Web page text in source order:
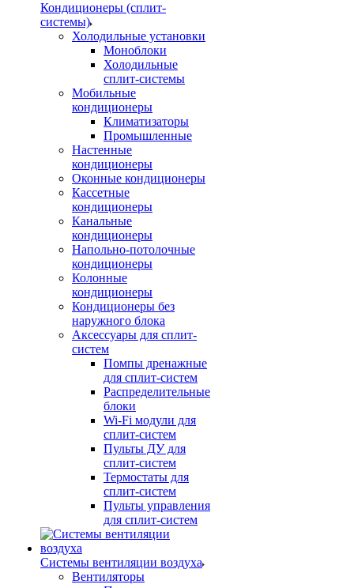
Кондиционеры (сплит-
системы)
Холодильные установки
Моноблоки
Холодильные
сплит-системы
Мобильные
кондиционеры
Климатизаторы
Промышленные
Настенные
кондиционеры
Оконные кондиционеры
Кассетные
кондиционеры
Канальные
кондиционеры
Напольно-потолочные
кондиционеры
Колонные
кондиционеры
Кондиционеры без
наружного блока
Аксессуары для сплит-
систем
Помпы дренажные
для сплит-систем
Распределительные
блоки
Wi-Fi модули для
сплит-систем
Пульты ДУ для
сплит-систем
Термостаты для
сплит-систем
Пульты управления
для сплит-систем
Системы вентиляции воздуха
Вентиляторы